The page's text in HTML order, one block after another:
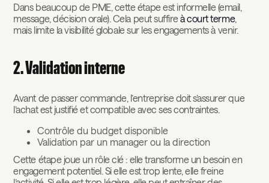
Dans beaucoup de PME, cette étape est informelle (email,
message, décision orale). Cela peut suffireà court terme,
mais limite la visibilité globale sur les engagements à venir.
2. Validation interne
Avant de passer commande, l’entreprise doit s’assurer que
l’achat est justifié et compatible avec ses contraintes.
Contrôle du budget disponible
Validation par un manager ou la direction
Cette étape joue un rôle clé : elle transforme un besoin en
engagement potentiel. Si elle est trop lente, elle freine